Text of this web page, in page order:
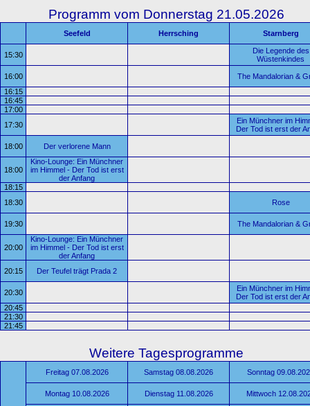
Programm vom Donnerstag 21.05.2026
Seefeld Herrsching Starnberg
15:30
Die Legende des
Wüstenkindes
16:00
The Mandalorian &
16:15
16:45
17:00
17:30
Ein Münchner im
Der Tod ist erst der
18:00 Der verlorene Mann
18:00
Kino-Lounge: Ein Münchner
im Himmel - Der Tod ist erst
der Anfang
18:15
18:30
Rose
19:30 The Mandalorian &
20:00
Kino-Lounge: Ein Münchner
im Himmel - Der Tod ist erst
der Anfang
20:15
Der Teufel trägt Prada 2
20:30
Ein Münchner im
Der Tod ist erst der
20:45
21:30
21:45
Weitere Tagesprogramme
Freitag 07.08.2026 Samstag 08.08.2026 Sonntag
Montag 10.08.2026 Dienstag 11.08.2026 Mittwoch